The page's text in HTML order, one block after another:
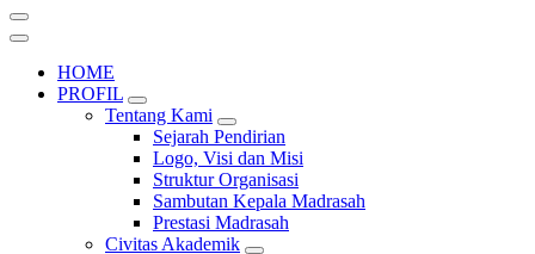
HOME
PROFIL
Tentang Kami
Sejarah Pendirian
Logo, Visi dan Misi
Struktur Organisasi
Sambutan Kepala Madrasah
Prestasi Madrasah
Civitas Akademik